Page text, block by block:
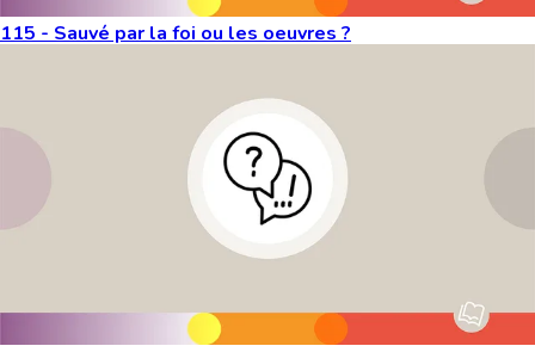
115 - Sauvé par la foi ou les oeuvres ?